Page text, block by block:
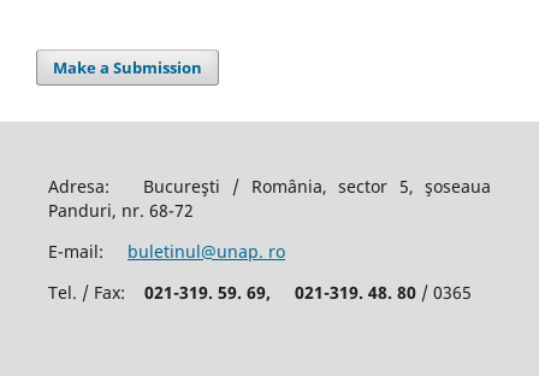
Make a Submission
Adresa: Bucureşti / România, sector 5, şoseaua
Panduri, nr. 68-72
E-mail: buletinul@unap. ro
Tel. / Fax: 021-319. 59. 69, 021-319. 48. 80/ 0365